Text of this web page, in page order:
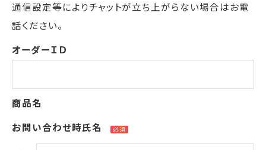
通信設定等によりチャットが立ち上がらない場合はお電
話ください。
オーダーＩＤ
商品名
お問い合わせ時氏名